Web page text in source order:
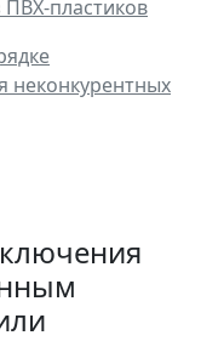
пластиков
неконкурентных